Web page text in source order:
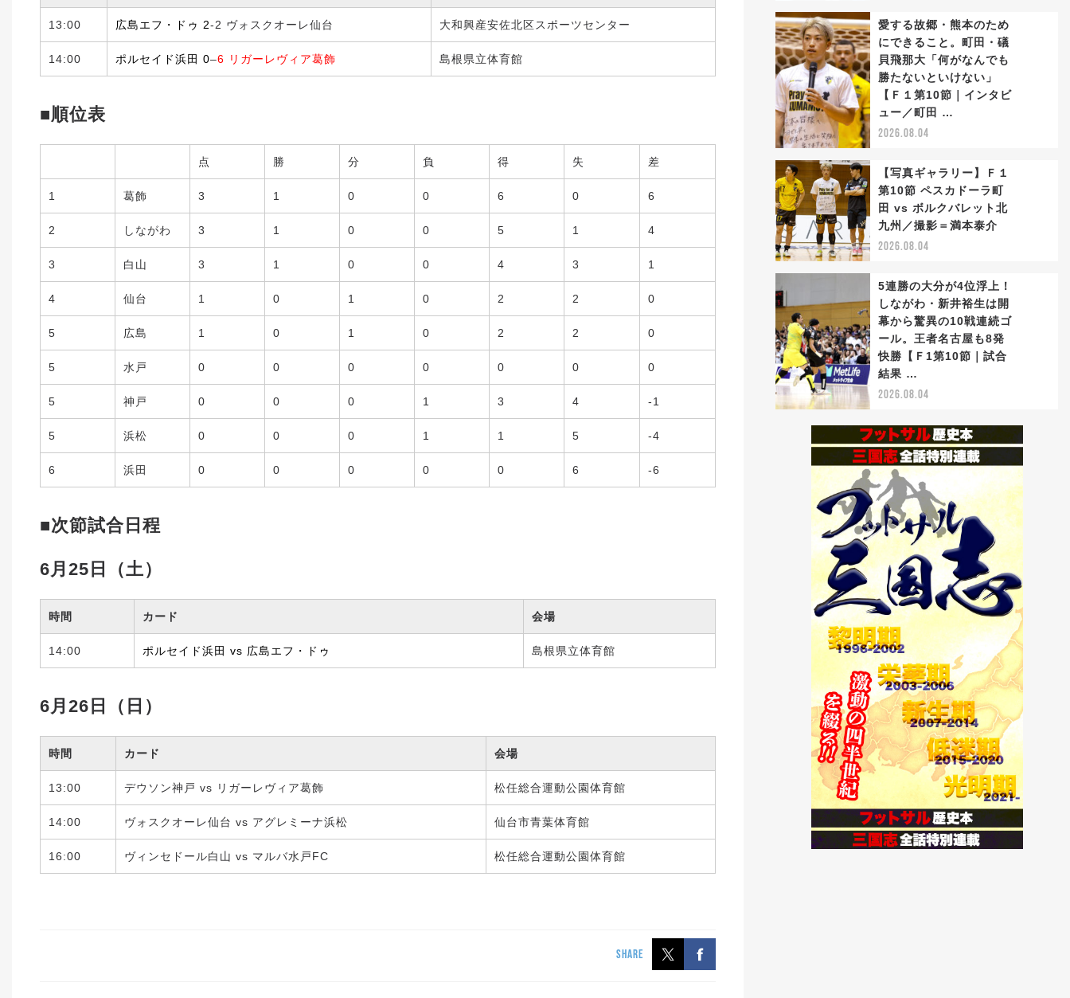
13:00 広島エフ・ドゥ 2-2 ヴォスクオーレ仙台 大和興産安佐北区スポーツセンター
14:00 ポルセイド浜田 0–6 リガーレヴィア葛飾 島根県立体育館
■順位表
点 勝 分 負 得 失 差
1 葛飾 3 1 0 0 6 0 6
2 しながわ 3 1 0 0 5 1 4
3 白山 3 1 0 0 4 3 1
4 仙台 1 0 1 0 2 2 0
5 広島 1 0 1 0 2 2 0
5 水戸 0 0 0 0 0 0 0
5 神戸 0 0 0 1 3 4 -1
5 浜松 0 0 0 1 1 5 -4
6 浜田 0 0 0 0 0 6 -6
■次節試合日程
6月25日（土）
時間 カード 会場
14:00 ポルセイド浜田 vs 広島エフ・ドゥ 島根県立体育館
6月26日（日）
時間 カード 会場
13:00 デウソン神戸 vs リガーレヴィア葛飾 松任総合運動公園体育館
14:00 ヴォスクオーレ仙台 vs アグレミーナ浜松 仙台市青葉体育館
16:00 ヴィンセドール白山 vs マルバ水戸FC 松任総合運動公園体育館
SHARE
愛する故郷・熊本のため
にできること。町田・礒
貝飛那大「何がなんでも
勝たないといけない」
【Ｆ１第10節｜インタビ
ュー／町田 …
2026.08.04
【写真ギャラリー】Ｆ１
第10節 ペスカドーラ町
田 vs ボルクバレット北
九州／撮影＝満本泰介
2026.08.04
5連勝の大分が4位浮上！
しながわ・新井裕生は開
幕から驚異の10戦連続ゴ
ール。王者名古屋も8発
快勝【Ｆ1第10節｜試合
結果 …
2026.08.04